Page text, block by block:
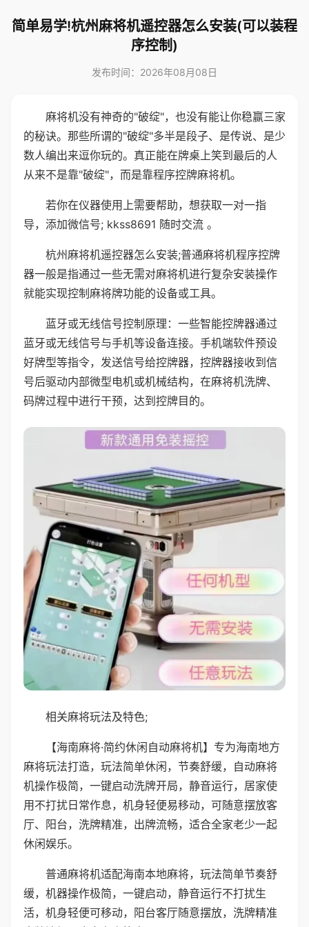
简单易学!杭州麻将机遥控器怎么安装(可以装程
序控制)
发布时间：2026年08月08日
麻将机没有神奇的"破绽"，也没有能让你稳赢三家
的秘诀。那些所谓的"破绽"多半是段子、是传说、是少
数人编出来逗你玩的。真正能在牌桌上笑到最后的人
从来不是靠"破绽"，而是靠程序控牌麻将机。
若你在仪器使用上需要帮助，想获取一对一指
导，添加微信号; kkss8691 随时交流 。
杭州麻将机遥控器怎么安装;普通麻将机程序控牌
器一般是指通过一些无需对麻将机进行复杂安装操作
就能实现控制麻将牌功能的设备或工具。
蓝牙或无线信号控制原理：一些智能控牌器通过
蓝牙或无线信号与手机等设备连接。手机端软件预设
好牌型等指令，发送信号给控牌器，控牌器接收到信
号后驱动内部微型电机或机械结构，在麻将机洗牌、
码牌过程中进行干预，达到控牌目的。
相关麻将玩法及特色;
【海南麻将·简约休闲自动麻将机】专为海南地方
麻将玩法打造，玩法简单休闲，节奏舒缓，自动麻将
机操作极简，一键启动洗牌开局，静音运行，居家使
用不打扰日常作息，机身轻便易移动，可随意摆放客
厅、阳台，洗牌精准，出牌流畅，适合全家老少一起
休闲娱乐。
普通麻将机适配海南本地麻将，玩法简单节奏舒
缓，机器操作极简，一键启动，静音运行不打扰生
活，机身轻便可移动，阳台客厅随意摆放，洗牌精准